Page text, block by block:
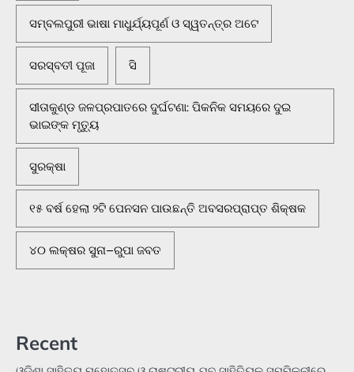
ସମ୍ବଲପୁରୀ ଭାଷା ମାଧୁର୍ଯ୍ୟପୂର୍ଣ ଓ ସ୍ୱତନ୍ତ୍ର ଅଟେ
ସରସ୍ବତୀ ପୂଜା ସି
ସୀତାକୁଣ୍ଡ ଜଳପ୍ରପାତରେ ଦୁର୍ଘଟଣା: ପିକନିକ ସମୟରେ ଦୁଇ
ଭାଇଙ୍କ ମୃତ୍ୟୁ
ସୁରକ୍ଷା
୧୫ ବର୍ଷ ହେଲା ୨ଟି ପେନସନ ପାଉଛନ୍ତି ଅବସରପ୍ରାପ୍ତ ଶିକ୍ଷକ
୪୦ ଲକ୍ଷର ସୁନା–ରୁପା ଜବତ
Recent